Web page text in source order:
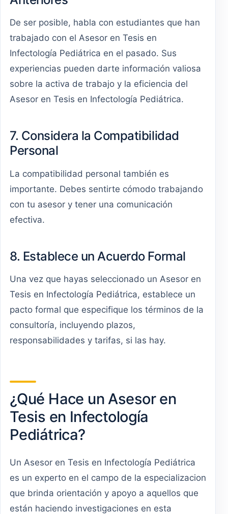
De ser posible, habla con estudiantes que han
trabajado con el Asesor en Tesis en
Infectología Pediátrica en el pasado. Sus
experiencias pueden darte información valiosa
sobre la activa de trabajo y la eficiencia del
Asesor en Tesis en Infectología Pediátrica.
7. Considera la Compatibilidad
Personal
La compatibilidad personal también es
importante. Debes sentirte cómodo trabajando
con tu asesor y tener una comunicación
efectiva.
8. Establece un Acuerdo Formal
Una vez que hayas seleccionado un Asesor en
Tesis en Infectología Pediátrica, establece un
pacto formal que especifique los términos de la
consultoría, incluyendo plazos,
responsabilidades y tarifas, si las hay.
¿Qué Hace un Asesor en
Tesis en Infectología
Pediátrica?
Un Asesor en Tesis en Infectología Pediátrica
es un experto en el campo de la especializacion
que brinda orientación y apoyo a aquellos que
están haciendo investigaciones en esta